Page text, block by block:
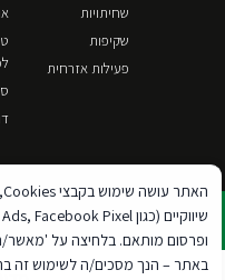
שחיתויות
שקיפות
פעילות אזרחית
ופרסום מותאם. בלחיצה על
באתר – הנך מסכים/ה לשימוש זה